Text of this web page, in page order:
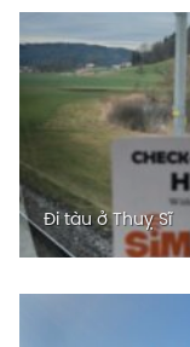
Đi tàu ở Thuỵ Sĩ